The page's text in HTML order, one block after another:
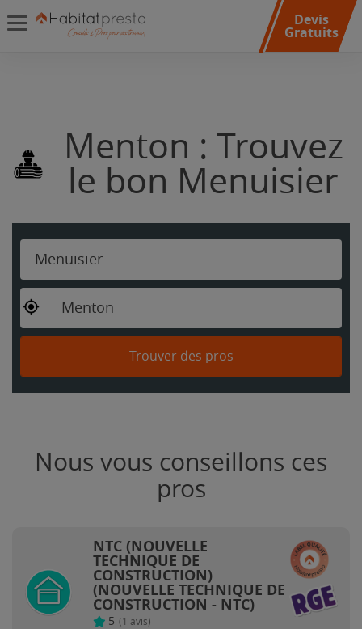
Devis
Gratuits
Menton : Trouvez
le bon Menuisier
Menuisier
Menton
Trouver des pros
Nous vous conseillons ces
pros
NTC (NOUVELLE
TECHNIQUE DE
CONSTRUCTION)
(NOUVELLE TECHNIQUE DE
CONSTRUCTION - NTC)
5 (1 avis)